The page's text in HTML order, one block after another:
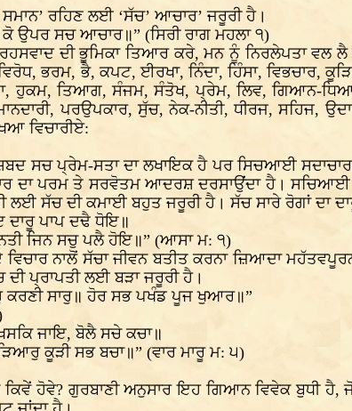
ਰਹਿਣ ਲਈ ‘ਸੱਚ’ ਆਚਾਰ’ ਜਰੂਰੀ ਹੈ।
ਉਪਰ ਸਚ ਆਚਾਰ॥” (ਸਿਰੀ ਰਾਗ ਮਹਲਾ ੧)
ਦੀ ਭੂਮਿਕਾ ਤਿਆਰ ਕਰੇ, ਮਨ ਨੂੰ ਨਿਰਲੇਪਤਾ ਵਲ
ਭਰਮ, ਭੈ, ਕਪਟ, ਈਰਖਾ, ਨਿੰਦਾ, ਹਿੰਸਾ, ਵਿਭਚਾਰ,
ਹੁਕਮ, ਤਿਆਗ, ਸੰਜਮ, ਸੰਤੋਖ, ਪ੍ਰੇਮ, ਲਿਵ, ਗਿਆਨ-
ਪਰਉਪਕਾਰ, ਸੁੱਚ, ਨੇਕ-ਨੀਤੀ, ਧੀਰਜ, ਸਹਿਜ,
ਵਿਚਾਰੀਏ:
ਸਚ ਪ੍ਰੇਮ-ਸਤਾ ਦਾ ਲਖਾਇਕ ਹੈ ਪਰ ਸਿਚਆਈ
ਦਾ ਪਰਮ ਤੇ ਸਰਵੋਤਮ ਆਦਰਸ਼ ਦਰਸਾਉਂਦਾ ਹੈ।
ਲਈ ਸੱਚ ਦੀ ਕਮਾਈ ਬਹੁਤ ਜਰੂਰੀ ਹੈ। ਸੱਚ ਸਾਰੇ ਰੋਗਾਂ ਦਾ
ਦਾਰੂ ਪਾਪ ਦਢੈ ਧੋਇ॥
ਜਿਨ ਸਚੁ ਪਲੈ ਹੋਇ॥” (ਆਸਾ ਮ: ੧)
ਵਿਚਾਰ ਨਾਲੋਂ ਸੱਚਾ ਜੀਵਨ ਬਤੀਤ ਕਰਨਾ ਜ਼ਿਆਦਾ
ਪ੍ਰਾਪਤੀ ਲਈ ਬੜਾ ਜਰੂਰੀ ਹੈ।
ਕਰਣੀ ਸਾਰੁ॥ ਹੋਰ ਸਭ ਪਖੰਡ ਪੂਜ ਖੁਆਰ॥”
ਜਾਇ, ਬੋਲੈ ਸਚੇ ਕਚਾ॥
ਕੂੜੀ ਸਭ ਬਚਾ॥” (ਵਾਰ ਮਾਰੂ ਮ: ੫)
ਹੋਵੇ? ਗੁਰਬਾਣੀ ਅਨੁਸਾਰ ਇਹ ਗਿਆਨ ਵਿਵੇਕ ਬੁਧੀ ਹੈ,